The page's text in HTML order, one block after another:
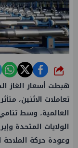
شارك
هبطت أسعار الغاز
تعاملات الاثنين،
العالمية، وسط
الولايات المتحدة
وعودة حركة الملاحة